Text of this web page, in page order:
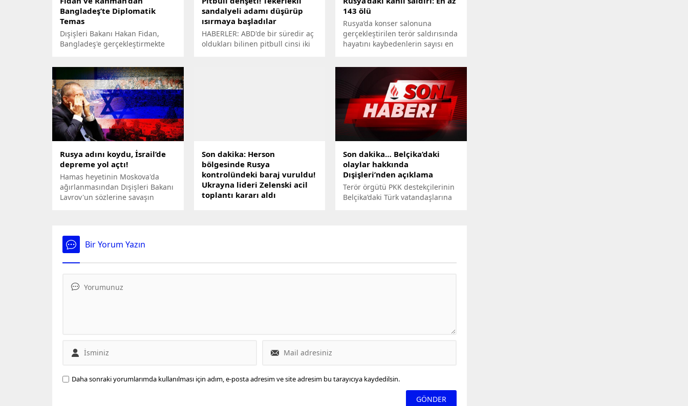
Bangladeş’te Diplomatik
Temas
Dışişleri Bakanı Hakan Fidan,
Bangladeş'e gerçekleştirmekte
Khalilur Rahman ile bir araya
geldi.
sandalyeli adamı düşürüp
ısırmaya başladılar
HABERLER: ABD'de bir süredir aç
oldukları bilinen pitbull cinsi iki
143 ölü
Rusya’da konser salonuna
gerçekleştirilen terör saldırısında
hayatını kaybedenlerin sayısı en
Rusya adını koydu, İsrail’de
depreme yol açtı!
Hamas heyetinin Moskova'da
ağırlanmasından Dışişleri Bakanı
Lavrov'un sözlerine savaşın
yaşandı. Birleşmiş Milletler'deki
Rus büyükelçinin sözleri, Tel
Son dakika: Herson
bölgesinde Rusya
kontrolündeki baraj vuruldu!
Ukrayna lideri Zelenski acil
toplantı kararı aldı
Son dakika… Belçika’daki
olaylar hakkında
Dışişleri’nden açıklama
Terör örgütü PKK destekçilerinin
Belçika’daki Türk vatandaşlarına
Bir Yorum Yazın
Daha sonraki yorumlarımda kullanılması için adım, e-posta adresim ve site adresim bu tarayıcıya kaydedilsin.